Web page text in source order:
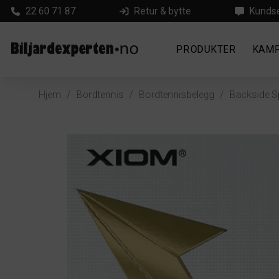
22 60 71 87 Retur & bytte
PRODUKTER
Hjem / Bordtennis / Bordtennisbelegg / Backside